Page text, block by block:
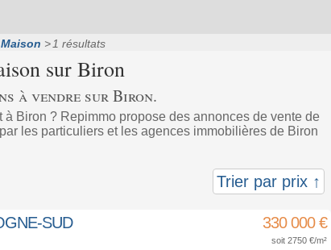
Maison 1 résultats
sur Biron
à vendre sur Biron.
Biron ? Repimmo propose des annonces de vente de
les particuliers et les agences immobilières de Biron
Trier par prix ↑
SUD 330 000 €
soit 2750 €/m²